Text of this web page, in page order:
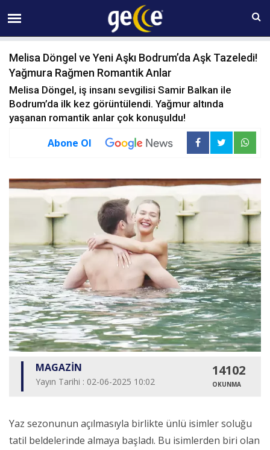
07 AĞUSTOS Cuma 06:10
Melisa Döngel ve Yeni Aşkı Bodrum’da Aşk Tazeledi!
Yağmura Rağmen Romantik Anlar
Melisa Döngel, iş insanı sevgilisi Samir Balkan ile
Bodrum’da ilk kez görüntülendi. Yağmur altında
yaşanan romantik anlar çok konuşuldu!
Abone Ol
MAGAZİN
Yayın Tarihi : 02-06-2025 10:02
14102
OKUNMA
Yaz sezonunun açılmasıyla birlikte ünlü isimler soluğu
tatil beldelerinde almaya başladı. Bu isimlerden biri olan